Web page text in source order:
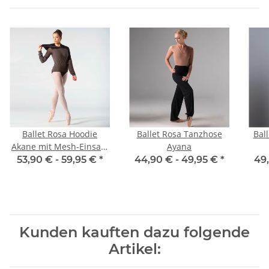
Ballet Rosa Hoodie
Akane mit Mesh-Einsatz
schwarz
53,90 € - 59,95 € *
Ballet Rosa Tanzhose
Ayana
44,90 € - 49,95 € *
Kunden kauften dazu folgende
Artikel: